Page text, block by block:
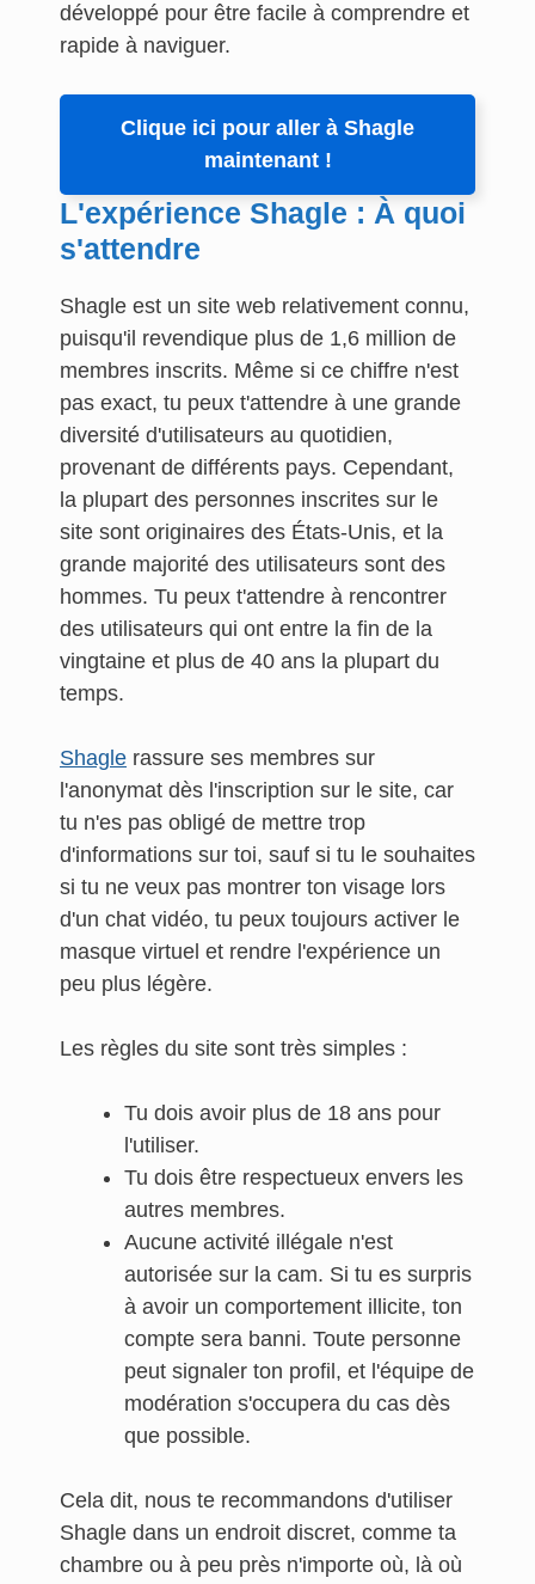
développé pour être facile à comprendre et
rapide à naviguer.
Clique ici pour aller à Shagle
maintenant !
L'expérience Shagle : À quoi
s'attendre
Shagle est un site web relativement connu,
puisqu'il revendique plus de 1,6 million de
membres inscrits. Même si ce chiffre n'est
pas exact, tu peux t'attendre à une grande
diversité d'utilisateurs au quotidien,
provenant de différents pays. Cependant,
la plupart des personnes inscrites sur le
site sont originaires des États-Unis, et la
grande majorité des utilisateurs sont des
hommes. Tu peux t'attendre à rencontrer
des utilisateurs qui ont entre la fin de la
vingtaine et plus de 40 ans la plupart du
temps.
Shagle rassure ses membres sur
l'anonymat dès l'inscription sur le site, car
tu n'es pas obligé de mettre trop
d'informations sur toi, sauf si tu le souhaites
si tu ne veux pas montrer ton visage lors
d'un chat vidéo, tu peux toujours activer le
masque virtuel et rendre l'expérience un
peu plus légère.
Les règles du site sont très simples :
Tu dois avoir plus de 18 ans pour
l'utiliser.
Tu dois être respectueux envers les
autres membres.
Aucune activité illégale n'est
autorisée sur la cam. Si tu es surpris
à avoir un comportement illicite, ton
compte sera banni. Toute personne
peut signaler ton profil, et l'équipe de
modération s'occupera du cas dès
que possible.
Cela dit, nous te recommandons d'utiliser
Shagle dans un endroit discret, comme ta
chambre ou à peu près n'importe où, là où